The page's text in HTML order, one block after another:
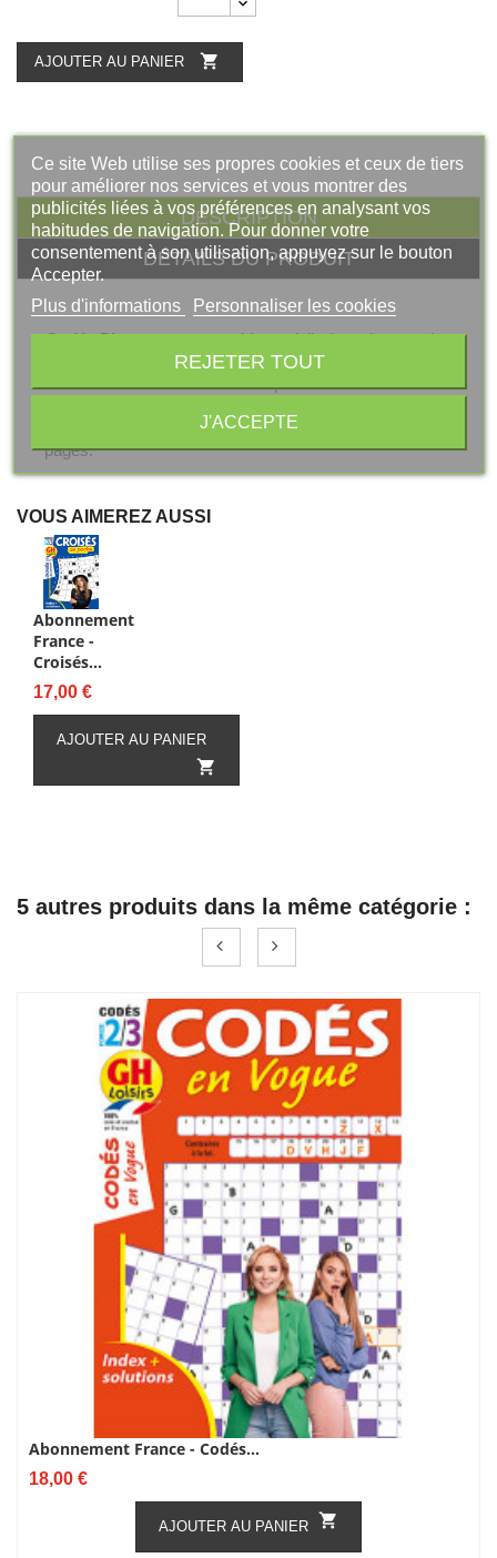
AJOUTER AU PANIER 
DESCRIPTION
DÉTAILS DU PRODUIT
Codés Plusest une revue bimestrielle (parution tous les
2 mois). L'abonnement correspond à 6 numéros /an ou
12 numéros /2ans. Tarif valable pour la France
Avec index et solutions. Format : 15 x 20,5 cm, 100
pages.
VOUS AIMEREZ AUSSI
Abonnement
France -
Croisés...
Prix
17,00 €
AJOUTER AU PANIER

5 autres produits dans la même catégorie :
Abonnement France - Codés...
Prix
18,00 €
AJOUTER AU PANIER 
Ce site Web utilise ses propres cookies et ceux de tiers
pour améliorer nos services et vous montrer des
publicités liées à vos préférences en analysant vos
habitudes de navigation. Pour donner votre
consentement à son utilisation, appuyez sur le bouton
Accepter.
Plus d'informations
Personnaliser les cookies
REJETER TOUT
J'ACCEPTE